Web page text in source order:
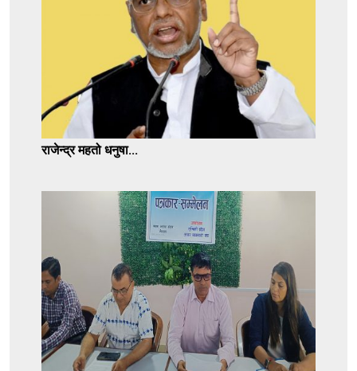
राजेन्द्र महतो धनुषा...